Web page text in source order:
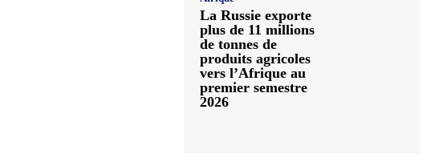
La Russie exporte
plus de 11 millions
de tonnes de
produits agricoles
vers l’Afrique au
premier semestre
2026